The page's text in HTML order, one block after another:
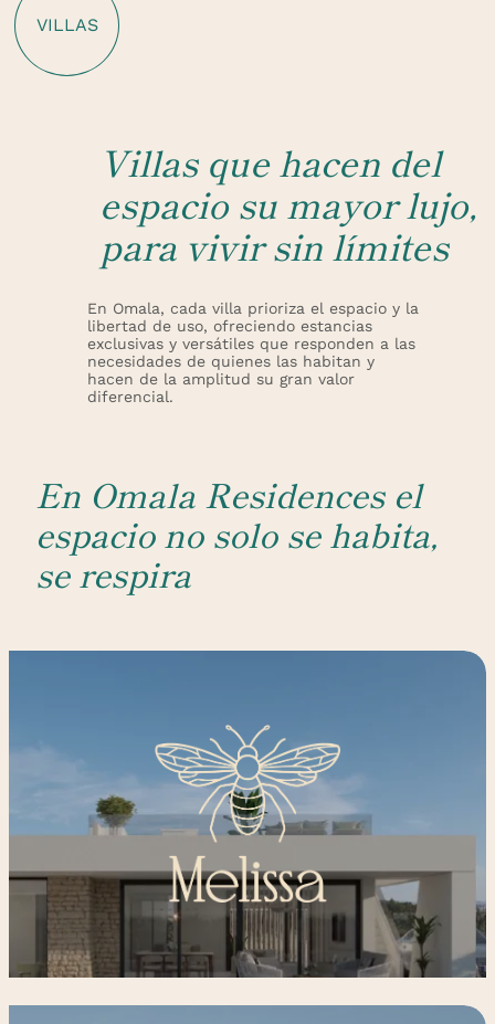
VILLAS
Villas que hacen del
espacio su mayor lujo,
para vivir sin límites
En Omala, cada villa prioriza el espacio y la
libertad de uso, ofreciendo estancias
exclusivas y versátiles que responden a las
necesidades de quienes las habitan y
hacen de la amplitud su gran valor
diferencial.
En Omala Residences el
espacio no solo se habita,
se respira